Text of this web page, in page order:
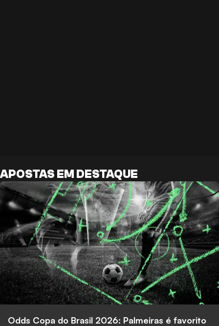
APOSTAS EM DESTAQUE
Odds Copa do Brasil 2026: Palmeiras é favorito